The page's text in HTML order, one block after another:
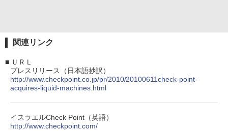
関連リンク
■ ＵＲＬ
プレスリリース（日本語抄訳）
http://www.checkpoint.co.jp/pr/2010/20100611check-point-
acquires-liquid-machines.html
イスラエルCheck Point（英語）
http://www.checkpoint.com/